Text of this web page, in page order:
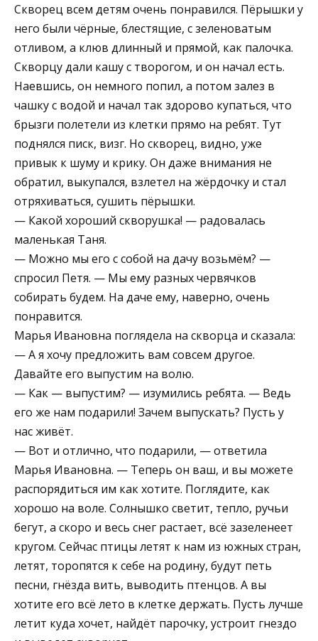
Скворец всем детям очень понравился. Пёрышки у
него были чёрные, блестящие, с зеленоватым
отливом, а клюв длинный и прямой, как палочка.
Скворцу дали кашу с творогом, и он начал есть.
Наевшись, он немного попил, а потом залез в
чашку с водой и начал так здорово купаться, что
брызги полетели из клетки прямо на ребят. Тут
поднялся писк, визг. Но скворец, видно, уже
привык к шуму и крику. Он даже внимания не
обратил, выкупался, взлетел на жёрдочку и стал
отряхиваться, сушить пёрышки.
— Какой хороший скворушка! — радовалась
маленькая Таня.
— Можно мы его с собой на дачу возьмём? —
спросил Петя. — Мы ему разных червячков
собирать будем. На даче ему, наверно, очень
понравится.
Марья Ивановна поглядела на скворца и сказала:
— А я хочу предложить вам совсем другое.
Давайте его выпустим на волю.
— Как — выпустим? — изумились ребята. — Ведь
его же нам подарили! Зачем выпускать? Пусть у
нас живёт.
— Вот и отлично, что подарили, — ответила
Марья Ивановна. — Теперь он ваш, и вы можете
распорядиться им как хотите. Поглядите, как
хорошо на воле. Солнышко светит, тепло, ручьи
бегут, а скоро и весь снег растает, всё зазеленеет
кругом. Сейчас птицы летят к нам из южных стран,
летят, торопятся к себе на родину, будут петь
песни, гнёзда вить, выводить птенцов. А вы
хотите его всё лето в клетке держать. Пусть лучше
летит куда хочет, найдёт парочку, устроит гнездо